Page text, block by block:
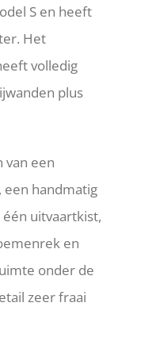
S en heeft
Het
volledig
plus
van een
handmatig
uitvaartkist,
en
onder de
zeer fraai